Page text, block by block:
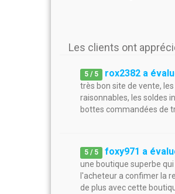
Les clients ont
5 / 5 rox2382 a
très bon site de vente,
raisonnables, les soldes
bottes commandées de
5 / 5 foxy971 a
une boutique superbe
l'acheteur a confimer la
de plus avec cette